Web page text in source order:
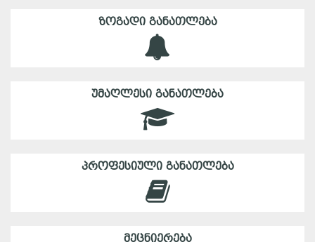
ᲖᲝᲒᲐᲓᲘ ᲒᲐᲜᲐᲗᲚᲔᲑᲐ
ᲣᲛᲐᲦᲚᲔᲡᲘ ᲒᲐᲜᲐᲗᲚᲔᲑᲐ
ᲞᲠᲝᲤᲔᲡᲘᲣᲚᲘ ᲒᲐᲜᲐᲗᲚᲔᲑᲐ
ᲛᲔᲪᲜᲘᲔᲠᲔᲑᲐ